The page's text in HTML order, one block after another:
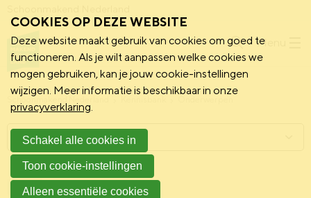
Menu
Schoonmakend Nederland
Nieuws 17 juni 2026
Menu
COOKIES OP DEZE WEBSITE
Deze website maakt gebruik van cookies om goed te
functioneren. Als je wilt aanpassen welke cookies we
mogen gebruiken, kan je jouw cookie-instellingen
wijzigen. Meer informatie is beschikbaar in onze
privacyverklaring.
Schakel alle cookies in
Toon cookie-instellingen
Alleen essentiële cookies